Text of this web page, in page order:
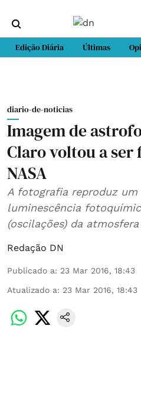
Edição Diária Últimas
diario-de-noticias
Imagem de
Claro voltou a ser
NASA
A fotografia reproduz
luminescência
(oscilações) da atmosfera
Redação DN
Publicado a: 23 Mar 2016, 18:43
Atualizado a: 23 Mar 2016, 18:43